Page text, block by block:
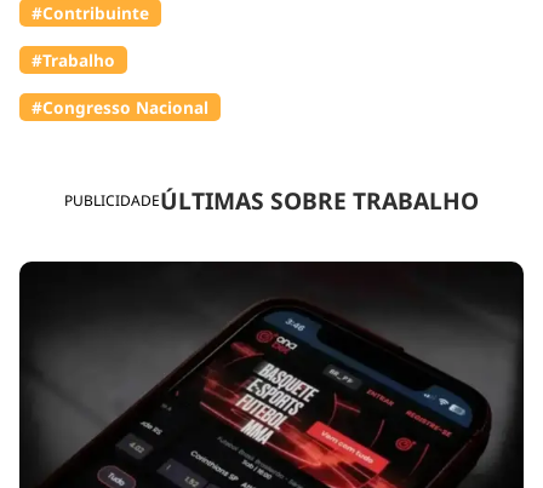
PUBLICIDADEÚLTIMAS SOBRE TRABALHO
#Contribuinte
#Trabalho
#Congresso Nacional